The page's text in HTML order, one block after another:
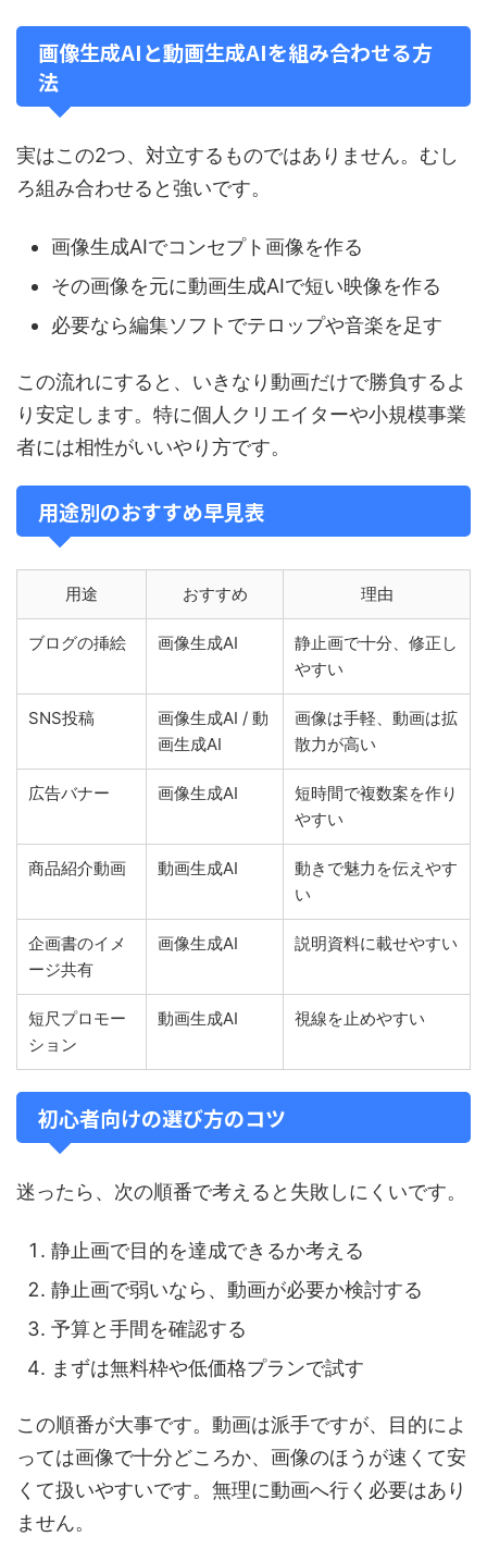
画像生成AIと動画生成AIを組み合わせる方
法
実はこの2つ、対立するものではありません。むし
ろ組み合わせると強いです。
画像生成AIでコンセプト画像を作る
その画像を元に動画生成AIで短い映像を作る
必要なら編集ソフトでテロップや音楽を足す
この流れにすると、いきなり動画だけで勝負するよ
り安定します。特に個人クリエイターや小規模事業
者には相性がいいやり方です。
用途別のおすすめ早見表
用途 おすすめ 理由
ブログの挿絵 画像生成AI
静止画で十分、修正し
やすい
SNS投稿
画像生成AI / 動
画生成AI
画像は手軽、動画は拡
散力が高い
広告バナー 画像生成AI
短時間で複数案を作り
やすい
商品紹介動画 動画生成AI
動きで魅力を伝えやす
い
企画書のイメ
ージ共有
画像生成AI 説明資料に載せやすい
短尺プロモー
ション
動画生成AI 視線を止めやすい
初心者向けの選び方のコツ
迷ったら、次の順番で考えると失敗しにくいです。
静止画で目的を達成できるか考える
静止画で弱いなら、動画が必要か検討する
予算と手間を確認する
まずは無料枠や低価格プランで試す
この順番が大事です。動画は派手ですが、目的によ
っては画像で十分どころか、画像のほうが速くて安
くて扱いやすいです。無理に動画へ行く必要はあり
ません。